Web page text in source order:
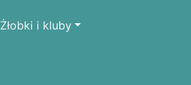
Żłobki i kluby